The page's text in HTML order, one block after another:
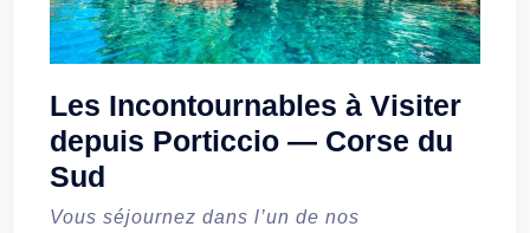
Les Incontournables à Visiter
depuis Porticcio — Corse du
Sud
Vous séjournez dans l’un de nos